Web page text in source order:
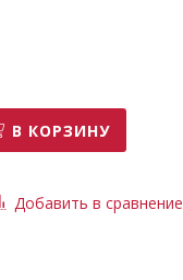
В КОРЗИНУ
Добавить в сравнение